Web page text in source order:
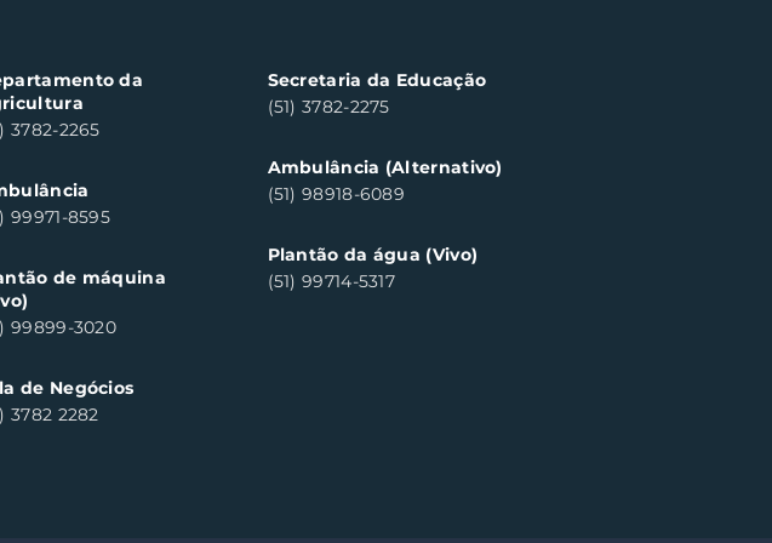
da
3782-2265
99971-8595
de máquina
99899-3020
de Negócios
3782 2282
Secretaria da Educação
(51) 3782-2275
Ambulância (Alternativo)
(51) 98918-6089
Plantão da água (Vivo)
(51) 99714-5317